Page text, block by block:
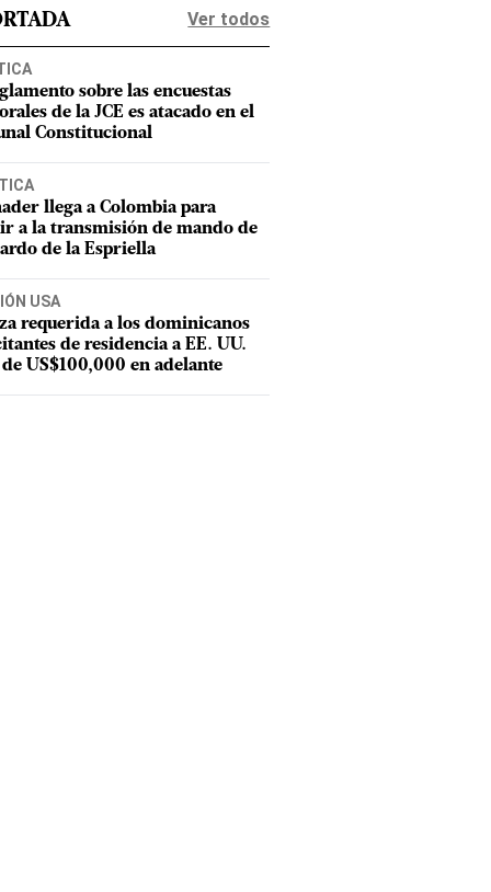
Ver todos
sobre las encuestas
de la JCE es atacado en el
Constitucional
llega a Colombia para
a la transmisión de mando de
de la Espriella
USA
requerida a los dominicanos
de residencia a EE. UU.
de US$100,000 en adelante